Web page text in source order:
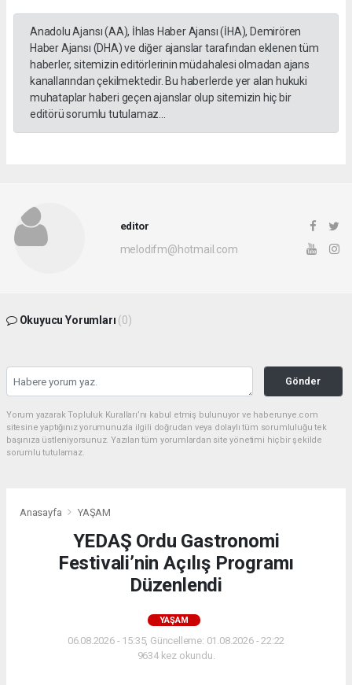
Anadolu Ajansı (AA), İhlas Haber Ajansı (İHA), Demirören
Haber Ajansı (DHA) ve diğer ajanslar tarafından eklenen tüm
haberler, sitemizin editörlerinin müdahalesi olmadan ajans
kanallarından çekilmektedir. Bu haberlerde yer alan hukuki
muhataplar haberi geçen ajanslar olup sitemizin hiç bir
editörü sorumlu tutulamaz...
editor
melodifm@hotmail.com
Okuyucu Yorumları (0)
Gönder
Yorum yazarak Topluluk Kuralları’nı kabul etmiş bulunuyor ve haberunye.com
sitesine yaptığınız yorumunuzla ilgili doğrudan veya dolaylı tüm sorumluluğu tek
başınıza üstleniyorsunuz. Yazılan tüm yorumlardan site yönetimi hiçbir şekilde
sorumlu tutulamaz.
Anasayfa YAŞAM
YEDAŞ Ordu Gastronomi
Festivali’nin Açılış Programı
Düzenlendi
YAŞAM
06.08.2026 - 15:35, Güncelleme: 01.08.2026 - 22:22
9634 kez okundu.